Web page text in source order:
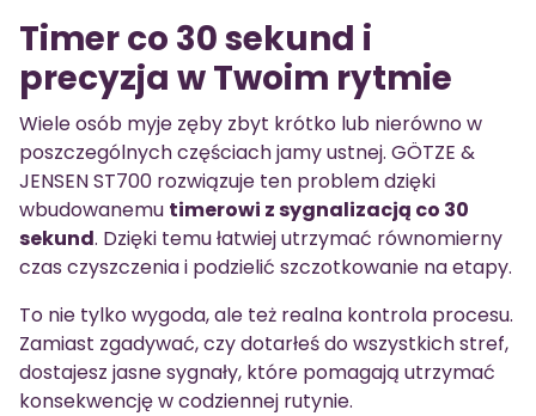
Timer co 30 sekund i
precyzja w Twoim rytmie
Wiele osób myje zęby zbyt krótko lub nierówno w
poszczególnych częściach jamy ustnej. GÖTZE &
JENSEN ST700 rozwiązuje ten problem dzięki
wbudowanemu timerowi z sygnalizacją co 30
sekund. Dzięki temu łatwiej utrzymać równomierny
czas czyszczenia i podzielić szczotkowanie na etapy.
To nie tylko wygoda, ale też realna kontrola procesu.
Zamiast zgadywać, czy dotarłeś do wszystkich stref,
dostajesz jasne sygnały, które pomagają utrzymać
konsekwencję w codziennej rutynie.